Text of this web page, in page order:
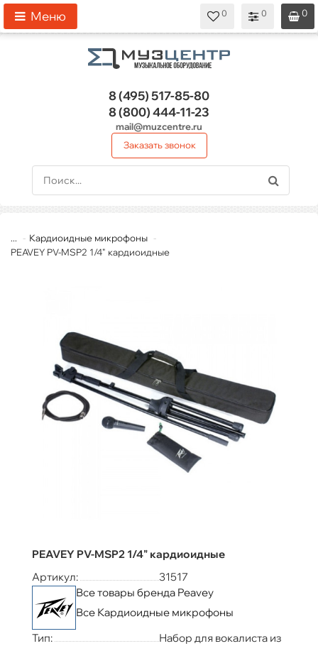
0
0
0
Меню
8 (495)517-85-80
8 (800)444-11-23
mail@muzcentre.ru
Заказать звонок
...
Кардиоидные микрофоны
PEAVEY PV-MSP2 1/4" кардиоидные
PEAVEY PV-MSP2 1/4" кардиоидные
Артикул:
31517
Все товары бренда Peavey
Все Кардиоидные микрофоны
Тип:
Набор для вокалиста из